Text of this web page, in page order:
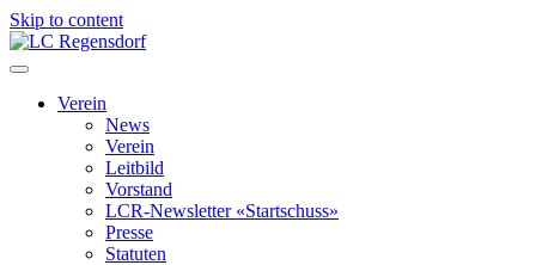
Skip to content
LC Regensdorf
Verein
News
Verein
Leitbild
Vorstand
LCR-Newsletter «Startschuss»
Presse
Statuten